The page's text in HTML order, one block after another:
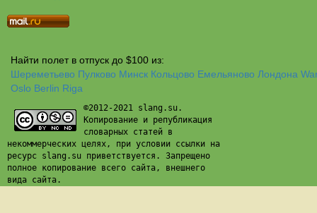
Найти полет в отпуск до $100 из:
Шереметьево Пулково Минск Кольцово Емельяново Лондона
Oslo Berlin Riga
©2012-2021 slang.su.
Копирование и републикация
словарных статей в
некоммерческих целях, при условии ссылки на
ресурс slang.su приветствуется. Запрещено
полное копирование всего сайта, внешнего
вида сайта.